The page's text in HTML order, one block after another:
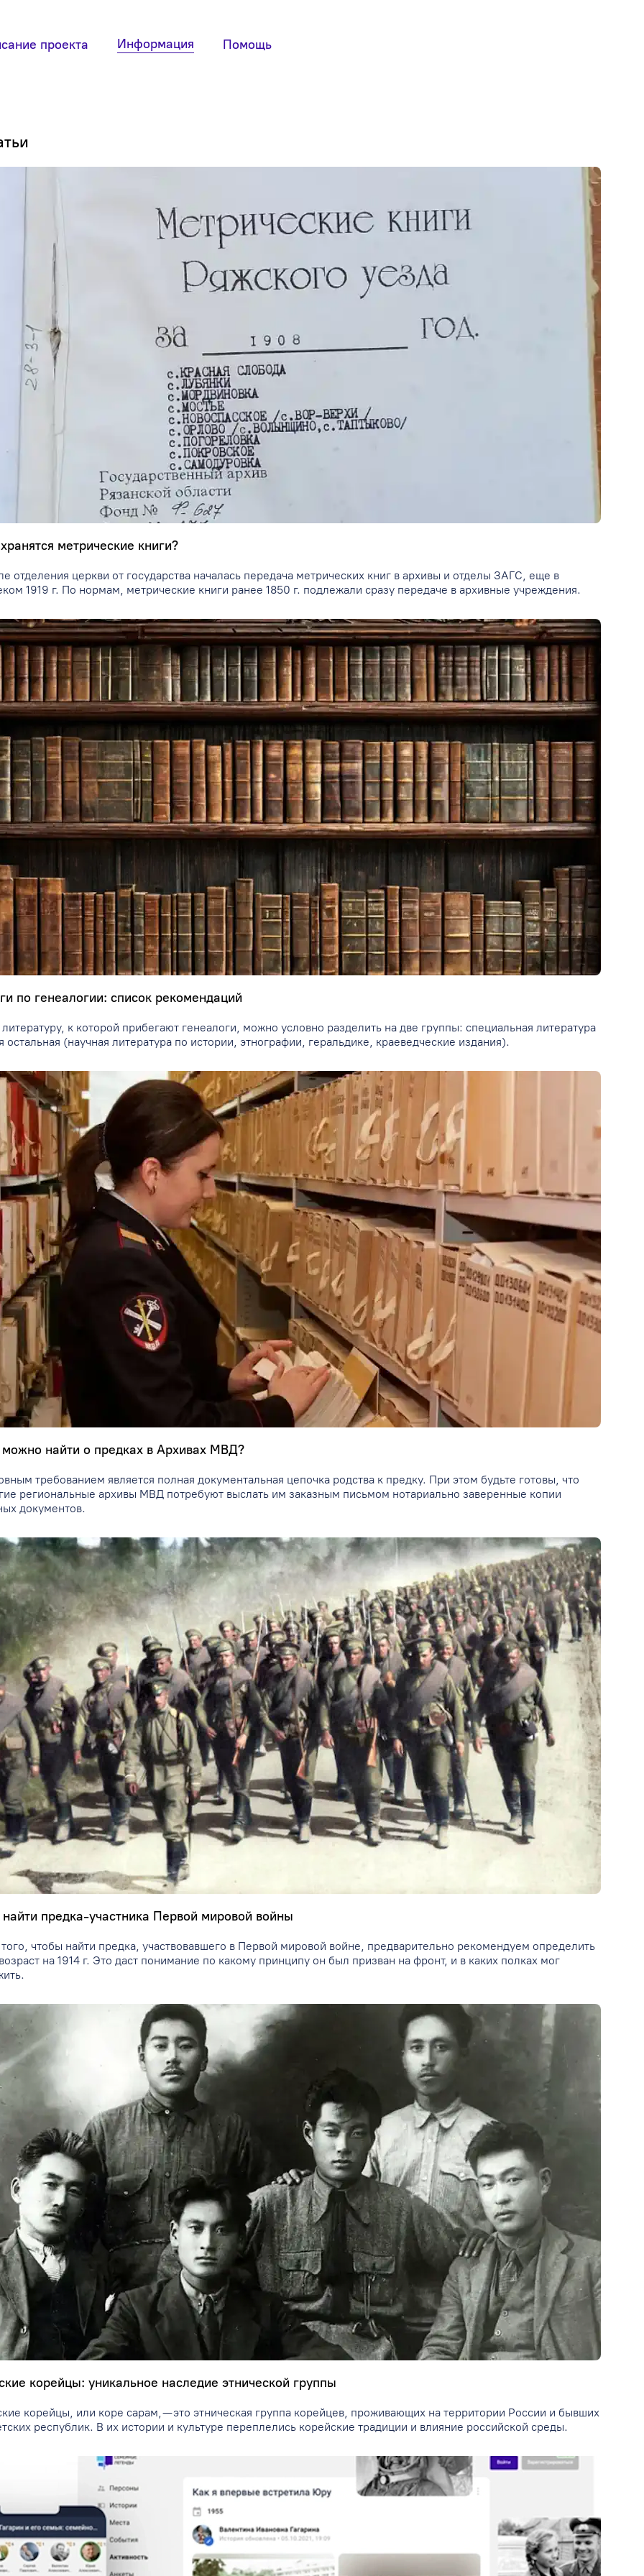
проекта Информация Помощь
метрические книги?
отделения церкви от государства началась передача метрических книг в архивы и отделы ЗАГС, еще в
1919 г. По нормам, метрические книги ранее 1850 г. подлежали сразу передаче в архивные учреждения.
по генеалогии: список рекомендаций
к которой прибегают генеалоги, можно условно разделить на две группы: специальная литература
остальная (научная литература по истории, этнографии, геральдике, краеведческие издания).
найти о предках в Архивах МВД?
требованием является полная документальная цепочка родства к предку. При этом будьте готовы, что
региональные архивы МВД потребуют выслать им заказным письмом нотариально заверенные копии
документов.
предка-участника Первой мировой войны
чтобы найти предка, участвовавшего в Первой мировой войне, предварительно рекомендуем определить
на 1914 г. Это даст понимание по какому принципу он был призван на фронт, и в каких полках мог
корейцы: уникальное наследие этнической группы
корейцы, или коре сарам, — это этническая группа корейцев, проживающих на территории России и бывших
республик. В их истории и культуре переплелись корейские традиции и влияние российской среды.